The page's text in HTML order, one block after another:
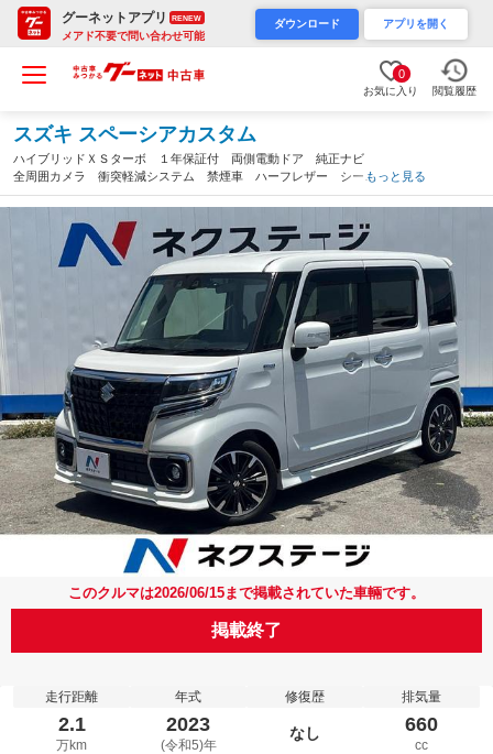
グーネットアプリ RENEW
メアド不要で問い合わせ可能
ダウンロード アプリを開く
0
お気に入り 閲覧履歴
スズキ スペーシアカスタム
ハイブリッドＸＳターボ １年保証付 両側電動ドア 純正ナビ
全周囲カメラ 衝突軽減システム 禁煙車 ハーフレザー シート
ヒーター レーダークルーズ ドラレコ コーナーセンサー スマ
ートキー ＬＥＤヘッド ＥＴＣ 純正アルミ（沖縄県）
もっと見る
このクルマは2026/06/15まで掲載されていた車輛です。
掲載終了
走行距離
2.1
万km
年式
2023
(令和5)年
修復歴
なし
排気量
660
cc